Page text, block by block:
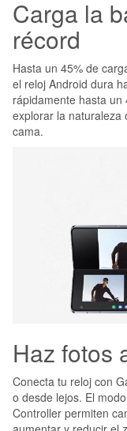
Carga la
récord
Hasta un 45% de
el reloj Android dura
rápidamente hasta
explorar la naturaleza
cama.
Haz fotos
Conecta tu reloj con
o desde lejos. El
Controller permiten